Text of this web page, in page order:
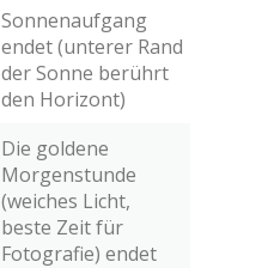
Sonnenaufgang
endet (unterer Rand
der Sonne berührt
den Horizont)
Die goldene
Morgenstunde
(weiches Licht,
beste Zeit für
Fotografie) endet